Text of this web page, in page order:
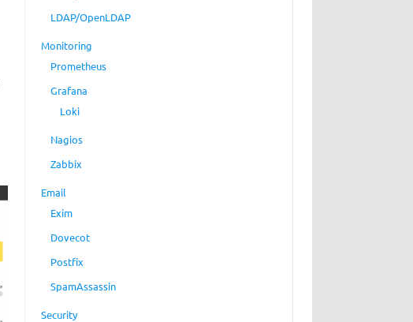
LDAP/OpenLDAP
Monitoring
Prometheus
Grafana
Loki
Nagios
Zabbix
Email
Exim
Dovecot
Postfix
SpamAssassin
Security